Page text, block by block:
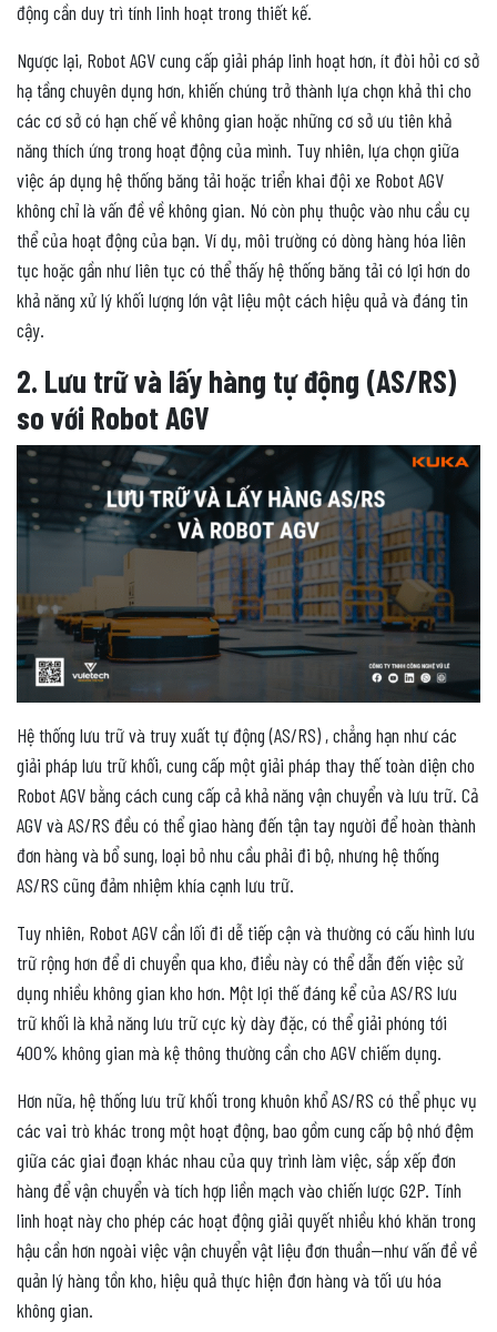
động cần duy trì tính linh hoạt trong thiết kế.
Ngược lại, Robot AGV cung cấp giải pháp linh hoạt hơn, ít đòi hỏi cơ sở
hạ tầng chuyên dụng hơn, khiến chúng trở thành lựa chọn khả thi cho
các cơ sở có hạn chế về không gian hoặc những cơ sở ưu tiên khả
năng thích ứng trong hoạt động của mình. Tuy nhiên, lựa chọn giữa
việc áp dụng hệ thống băng tải hoặc triển khai đội xe Robot AGV
không chỉ là vấn đề về không gian. Nó còn phụ thuộc vào nhu cầu cụ
thể của hoạt động của bạn. Ví dụ, môi trường có dòng hàng hóa liên
tục hoặc gần như liên tục có thể thấy hệ thống băng tải có lợi hơn do
khả năng xử lý khối lượng lớn vật liệu một cách hiệu quả và đáng tin
cậy.
2. Lưu trữ và lấy hàng tự động (AS/RS)
so với Robot AGV
Hệ thống lưu trữ và truy xuất tự động (AS/RS) , chẳng hạn như các
giải pháp lưu trữ khối, cung cấp một giải pháp thay thế toàn diện cho
Robot AGV bằng cách cung cấp cả khả năng vận chuyển và lưu trữ. Cả
AGV và AS/RS đều có thể giao hàng đến tận tay người để hoàn thành
đơn hàng và bổ sung, loại bỏ nhu cầu phải đi bộ, nhưng hệ thống
AS/RS cũng đảm nhiệm khía cạnh lưu trữ.
Tuy nhiên, Robot AGV cần lối đi dễ tiếp cận và thường có cấu hình lưu
trữ rộng hơn để di chuyển qua kho, điều này có thể dẫn đến việc sử
dụng nhiều không gian kho hơn. Một lợi thế đáng kể của AS/RS lưu
trữ khối là khả năng lưu trữ cực kỳ dày đặc, có thể giải phóng tới
400% không gian mà kệ thông thường cần cho AGV chiếm dụng.
Hơn nữa, hệ thống lưu trữ khối trong khuôn khổ AS/RS có thể phục vụ
các vai trò khác trong một hoạt động, bao gồm cung cấp bộ nhớ đệm
giữa các giai đoạn khác nhau của quy trình làm việc, sắp xếp đơn
hàng để vận chuyển và tích hợp liền mạch vào chiến lược G2P. Tính
linh hoạt này cho phép các hoạt động giải quyết nhiều khó khăn trong
hậu cần hơn ngoài việc vận chuyển vật liệu đơn thuần—như vấn đề về
quản lý hàng tồn kho, hiệu quả thực hiện đơn hàng và tối ưu hóa
không gian.